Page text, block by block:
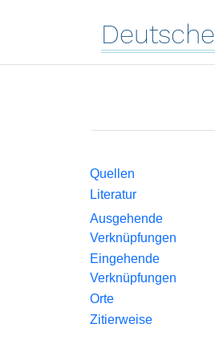
Deutsche
Quellen
Literatur
Ausgehende
Verknüpfungen
Eingehende
Verknüpfungen
Orte
Zitierweise